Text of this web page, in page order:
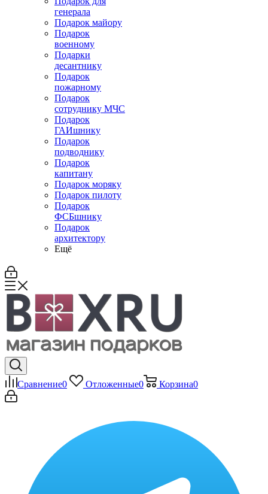
генерала
Подарок майору
Подарок
военному
Подарки
десантнику
Подарок
пожарному
Подарок
сотруднику МЧС
Подарок
ГАИшнику
Подарок
подводнику
Подарок
капитану
Подарок моряку
Подарок пилоту
Подарок
ФСБшнику
Подарок
архитектору
Ещё
Сравнение0 Отложенные0 Корзина0